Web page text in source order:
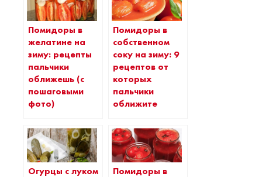
Помидоры в
желатине на
зиму: рецепты
пальчики
оближешь (с
пошаговыми
фото)
Помидоры в
собственном
соку на зиму: 9
рецептов от
которых
пальчики
оближите
Огурцы с луком Помидоры в